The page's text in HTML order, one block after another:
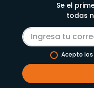
Se el
todas
Acepto